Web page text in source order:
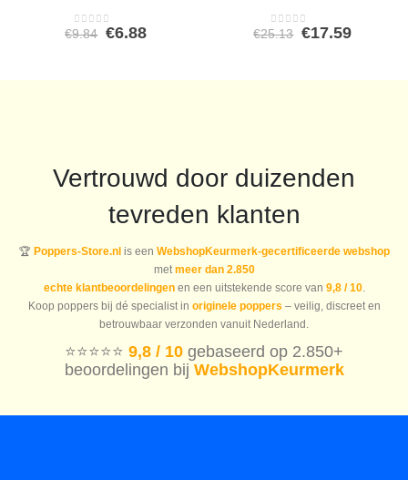
0out of 5
€9.84 Oorspronkelijke
€6.88Huidige
0out of 5
€25.13 €17.59
Vertrouwd door duizenden
tevreden klanten
🏆 Poppers-Store.nlis een WebshopKeurmerk-gecertificeerde webshop
met meer dan 2.850
echte klantbeoordelingenen een uitstekende score van 9,8 / 10.
Koop poppers bij dé specialist in originele poppers – veilig, discreet en
betrouwbaar verzonden vanuit Nederland.
⭐️⭐️⭐️⭐️⭐️ 9,8 / 10 gebaseerd op 2.850+
beoordelingen bij WebshopKeurmerk